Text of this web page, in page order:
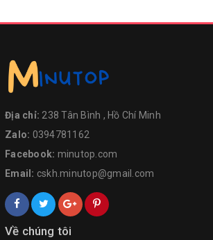
Địa chỉ: 238 Tân Bình , Hồ Chí Minh
Zalo: 0394781162
Facebook: minutop.com
Email: cskh.minutop@gmail.com
Về chúng tôi